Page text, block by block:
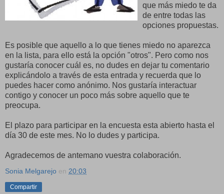
que más miedo te da
de entre todas las
opciones propuestas.
Es posible que aquello a lo que tienes miedo no aparezca
en la lista, para ello está la opción "otros". Pero como nos
gustaría conocer cuál es, no dudes en dejar tu comentario
explicándolo a través de esta entrada y recuerda que lo
puedes hacer como anónimo. Nos gustaría interactuar
contigo y conocer un poco más sobre aquello que te
preocupa.
El plazo para participar en la encuesta esta abierto hasta el
día 30 de este mes. No lo dudes y participa.
Agradecemos de antemano vuestra colaboración.
Sonia Melgarejo en 20:03
Compartir